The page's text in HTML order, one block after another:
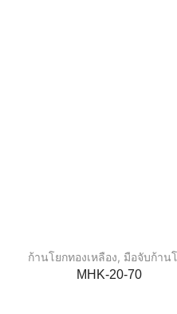
ก้านโยกทองเหลือง, มือจับก้าน
MHK-20-70